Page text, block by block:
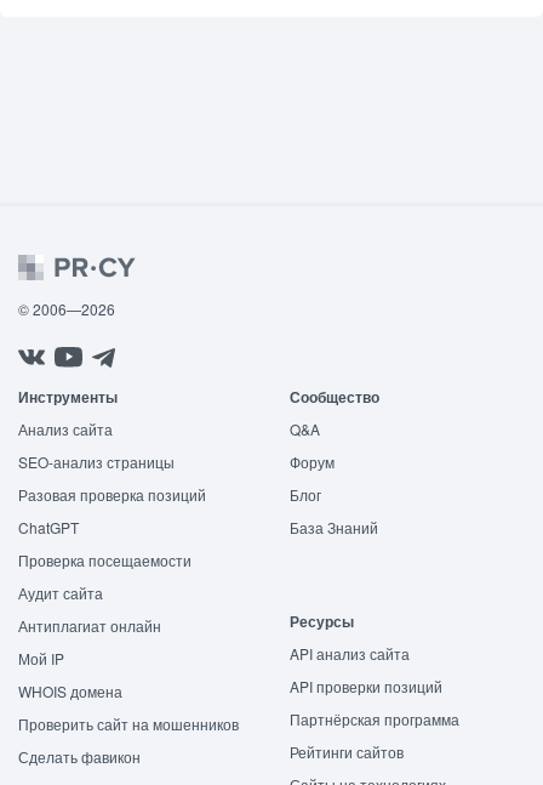
© 2006—2026
Инструменты
Анализ сайта
SEO-анализ страницы
Разовая проверка позиций
ChatGPT
Проверка посещаемости
Аудит сайта
Антиплагиат онлайн
Мой IP
WHOIS домена
Проверить сайт на мошенников
Сделать фавикон
Сообщество
Q&A
Форум
Блог
База Знаний
Ресурсы
API анализ сайта
API проверки позиций
Партнёрская программа
Рейтинги сайтов